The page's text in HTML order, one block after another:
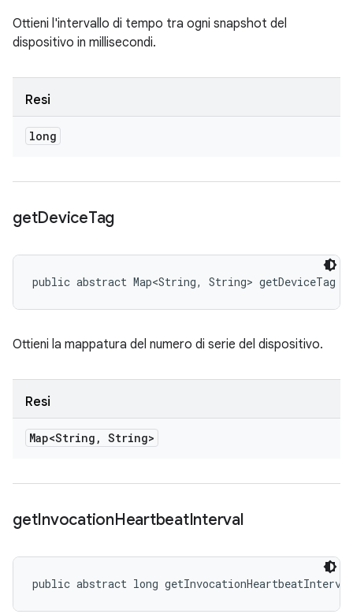
Ottieni l'intervallo di tempo tra ogni snapshot del
dispositivo in millisecondi.
Resi
long
getDeviceTag
public abstract Map<String, String> getDeviceTag
Ottieni la mappatura del numero di serie del dispositivo.
Resi
Map<String , String>
getInvocationHeartbeatInterval
public abstract long